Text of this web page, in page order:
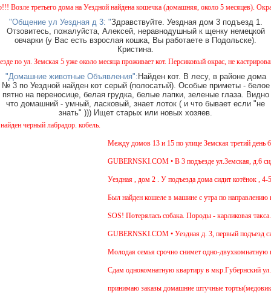
третьего дома на Уездной найдена кошечка (домашняя, около 5 месяцев). Окрас
"Общение ул Уездная д 3: "Здравствуйте. Уездная дом 3 подъезд 1.
Отзовитесь, пожалуйста, Алексей, неравнодушный к щенку немецкой
овчарки (у Вас есть взрослая кошка, Вы работаете в Подольске).
Кристина.
ул. Земская 5 уже около месяца проживает кот. Персиковый окрас, не
"Домашние животные Объявления": Найден кот. В лесу, в районе дома
№ 3 по Уездной найден кот серый (полосатый). Особые приметы - белое
пятно на переносице, белая грудка, белые лапки, зеленые глаза. Видно
что домашний - умный, ласковый, знает лоток ( и что бывает если "не
знать" ))) Ищет старых или новых хозяев.
черный лабрадор. кобель.
Между домов 13 и 15 по улице Земская третий день
GUBERNSKI.COM • В 3 подъезде ул.Земская, д.6
Уездная , дом 2 . У подъезда дома сидит котёнок , 4-
Был найден кошеле в машине с утра по направлению
SOS! Потерялась собака. Породы - карликовая
GUBERNSKI.COM • Уездная д. 3, первый
Молодая семья срочно снимет одно-двухкомнатную
Cдам однокомнатную квартиру в мкр.Губернский
принимаю заказы домашние штучные торты(медовик,